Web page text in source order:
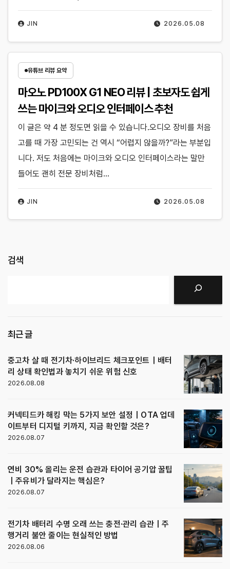
2026.05.08
JIN
유튜브 리뷰 요약
마오노 PD100X G1 NEO 리뷰 | 초보자도 쉽게
쓰는 마이크와 오디오 인터페이스 추천
2026.05.08
JIN
이 글은 약 4 분 정도면 읽을 수 있습니다.오디오 장비를 처음
고를 때 가장 고민되는 건 역시 “어렵지 않을까?”라는 부분입
니다. 저도 처음에는 마이크와 오디오 인터페이스라는 말만
들어도 괜히 전문 장비처럼…
검색
최근 글
중고차 살 때 전기차·하이브리드 체크포인트｜배터
리 상태 확인법과 놓치기 쉬운 위험 신호
2026.08.08
커넥티드카 해킹 막는 5가지 보안 설정｜OTA 업데
이트부터 디지털 키까지, 지금 확인할 것은?
2026.08.07
연비 30% 올리는 운전 습관과 타이어 공기압 꿀팁
｜주유비가 달라지는 핵심은?
2026.08.07
전기차 배터리 수명 오래 쓰는 충전·관리 습관｜주
행거리 불안 줄이는 현실적인 방법
2026.08.06